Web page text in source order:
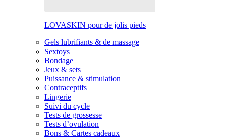
LOVASKIN pour de jolis pieds
Gels lubrifiants & de massage
Sextoys
Bondage
Jeux & sets
Puissance & stimulation
Contraceptifs
Lingerie
Suivi du cycle
Tests de grossesse
Tests d’ovulation
Bons & Cartes cadeaux